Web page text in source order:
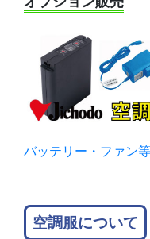
バッテリー・ファン
空調服について